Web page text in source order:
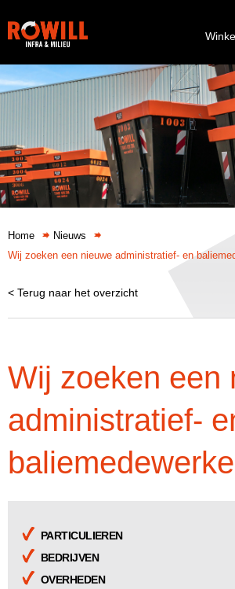
Home
Nieuws
Wij zoeken een nieuwe administratief- en
< Terug naar het overzicht
Wij zoeken een
administratief-
PARTICULIEREN
BEDRIJVEN
OVERHEDEN